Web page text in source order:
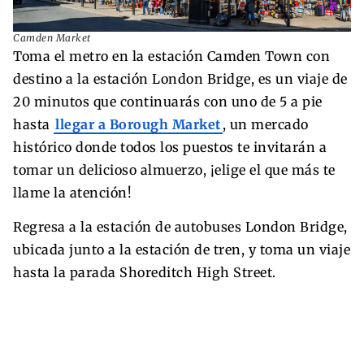
Camden Market
Toma el metro en la estación Camden Town con
destino a la estación London Bridge, es un viaje de
20 minutos que continuarás con uno de 5 a pie
hasta llegar a Borough Market , un mercado
histórico donde todos los puestos te invitarán a
tomar un delicioso almuerzo, ¡elige el que más te
llame la atención!
Regresa a la estación de autobuses London Bridge,
ubicada junto a la estación de tren, y toma un viaje
hasta la parada Shoreditch High Street.